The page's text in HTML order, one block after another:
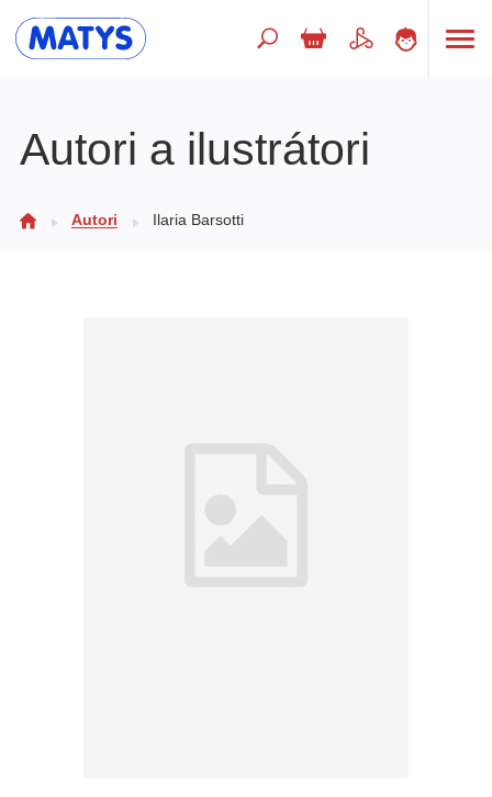
Doplnkový sortiment
Všetky kategórie
Autori a ilustrátori
Autori Ilaria Barsotti